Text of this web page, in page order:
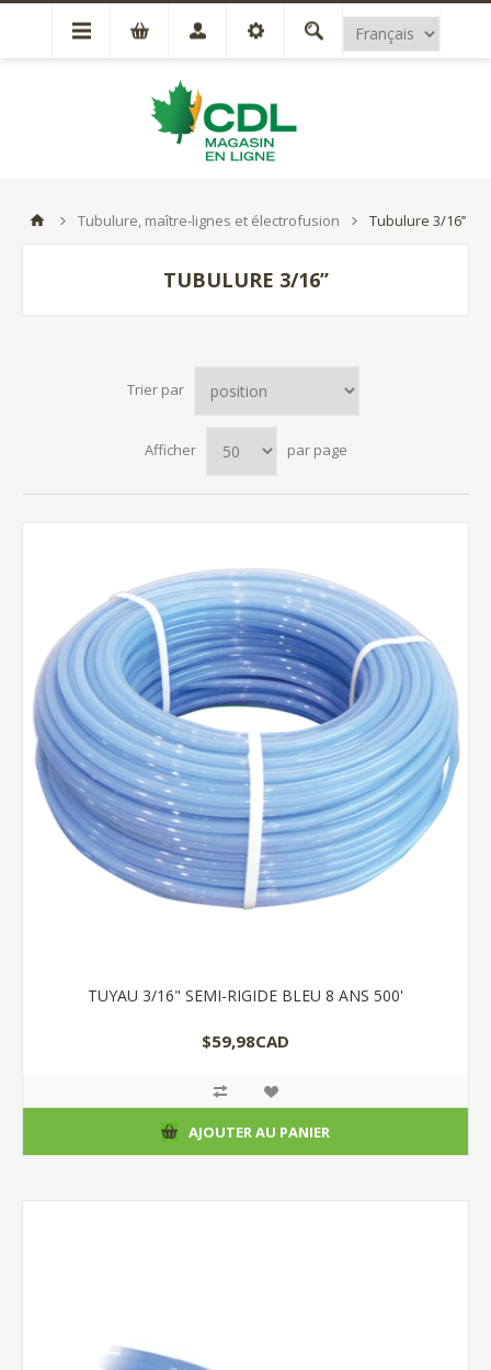
Tubulure, maître-lignes et électrofusion Tubulure 3/16’’
TUBULURE 3/16’’
Trier par
Afficher par page
TUYAU 3/16" SEMI-RIGIDE BLEU 8 ANS 500'
$59,98CAD
AJOUTER AU PANIER